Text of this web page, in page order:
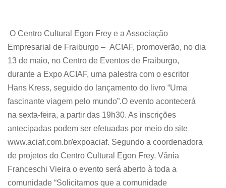
O Centro Cultural Egon Frey e a Associação
Empresarial de Fraiburgo – ACIAF, promoverão, no dia
13 de maio, no Centro de Eventos de Fraiburgo,
durante a Expo ACIAF, uma palestra com o escritor
Hans Kress, seguido do lançamento do livro “Uma
fascinante viagem pelo mundo”.O evento acontecerá
na sexta-feira, a partir das 19h30. As inscrições
antecipadas podem ser efetuadas por meio do site
www.aciaf.com.br/expoaciaf. Segundo a coordenadora
de projetos do Centro Cultural Egon Frey, Vânia
Franceschi Vieira o evento será aberto à toda a
comunidade “Solicitamos que a comunidade